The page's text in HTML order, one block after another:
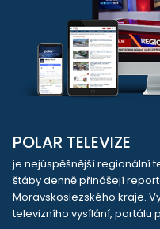
POLAR TELEVIZE
je nejúspěšnější regionální
štáby denně přinášejí
Moravskoslezského kraje.
televizního vysílání, portálu